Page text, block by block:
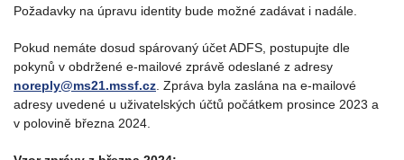
Požadavky na úpravu identity bude možné zadávat i nadále.
Pokud nemáte dosud spárovaný účet ADFS, postupujte dle
pokynů v obdržené e-mailové zprávě odeslané z adresy
noreply@ms21.mssf.cz . Zpráva byla zaslána na e-mailové
adresy uvedené u uživatelských účtů počátkem prosince 2023 a
v polovině března 2024.